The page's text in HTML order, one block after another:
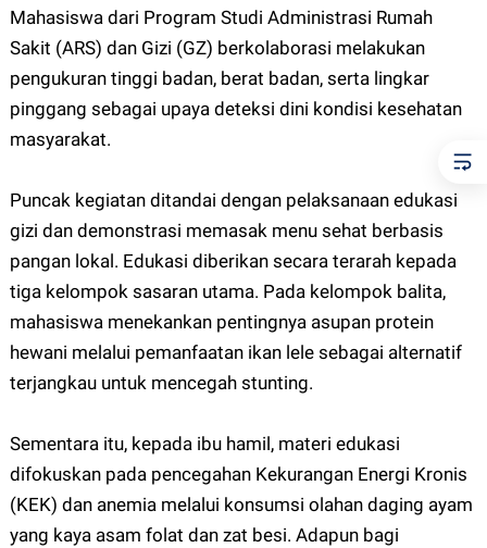
Mahasiswa dari Program Studi Administrasi Rumah
Sakit (ARS) dan Gizi (GZ) berkolaborasi melakukan
pengukuran tinggi badan, berat badan, serta lingkar
pinggang sebagai upaya deteksi dini kondisi kesehatan
masyarakat.
Puncak kegiatan ditandai dengan pelaksanaan edukasi
gizi dan demonstrasi memasak menu sehat berbasis
pangan lokal. Edukasi diberikan secara terarah kepada
tiga kelompok sasaran utama. Pada kelompok balita,
mahasiswa menekankan pentingnya asupan protein
hewani melalui pemanfaatan ikan lele sebagai alternatif
terjangkau untuk mencegah stunting.
Sementara itu, kepada ibu hamil, materi edukasi
difokuskan pada pencegahan Kekurangan Energi Kronis
(KEK) dan anemia melalui konsumsi olahan daging ayam
yang kaya asam folat dan zat besi. Adapun bagi